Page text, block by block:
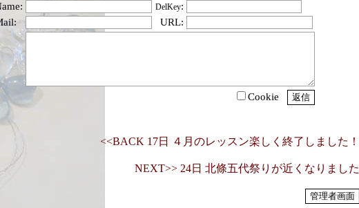
DelKey:
URL:
Cookie
<<BACK 17日 ４月のレッスン楽しく終了しました！
NEXT>> 24日 北條五代祭りが近くなりました